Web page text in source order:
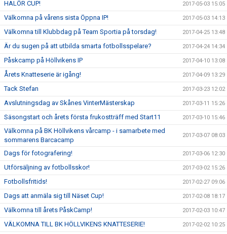
HALÖR CUP! 2017-05-03 15:05
Välkomna på vårens sista Öppna IP! 2017-05-03 14:13
Välkomna till Klubbdag på Team Sportia på torsdag! 2017-04-25 13:48
Är du sugen på att utbilda smarta fotbollsspelare? 2017-04-24 14:34
Påskcamp på Höllvikens IP 2017-04-10 13:08
Årets Knatteserie är igång! 2017-04-09 13:29
Tack Stefan 2017-03-23 12:02
Avslutningsdag av Skånes VinterMästerskap 2017-03-11 15:26
Säsongstart och årets första frukostträff med Start11 2017-03-10 15:46
Välkomna på BK Höllvikens vårcamp - i samarbete med
sommarens Barcacamp
2017-03-07 08:03
Dags för fotografering! 2017-03-06 12:30
Utförsäljning av fotbollsskor! 2017-03-02 15:26
Fotbollsfritids! 2017-02-27 09:06
Dags att anmäla sig till Näset Cup! 2017-02-08 18:17
Välkomna till årets PåskCamp! 2017-02-03 10:47
VÄLKOMNA TILL BK HÖLLVIKENS KNATTESERIE! 2017-02-02 10:25